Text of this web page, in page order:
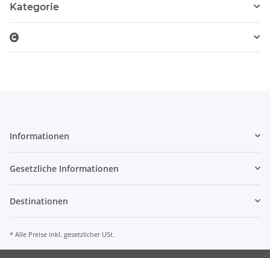
Kategorie
Informationen
Gesetzliche Informationen
Destinationen
* Alle Preise inkl. gesetzlicher USt.